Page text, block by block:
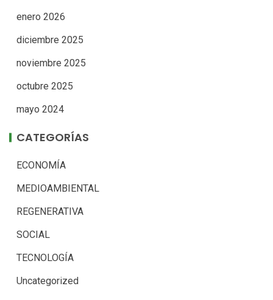
enero 2026
diciembre 2025
noviembre 2025
octubre 2025
mayo 2024
CATEGORÍAS
ECONOMÍA
MEDIOAMBIENTAL
REGENERATIVA
SOCIAL
TECNOLOGÍA
Uncategorized